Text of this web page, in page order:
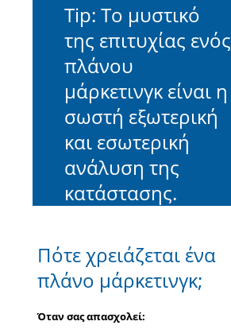
Tip: Το μυστικό
της επιτυχίας ενός
πλάνου
μάρκετινγκ είναι η
σωστή εξωτερική
και εσωτερική
ανάλυση της
κατάστασης.
Πότε χρειάζεται ένα
πλάνο μάρκετινγκ;
Όταν σας απασχολεί: